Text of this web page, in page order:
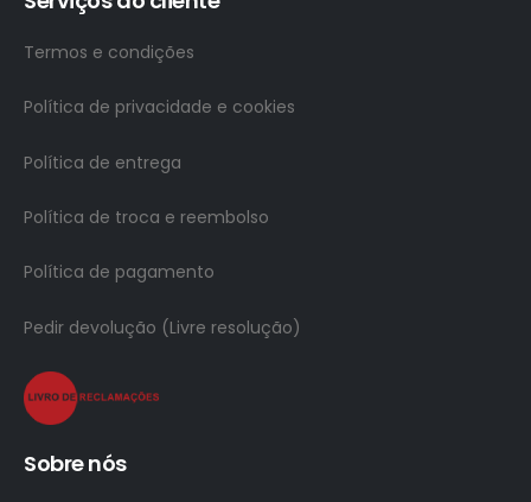
Termos e condições
Política de privacidade e cookies
Política de entrega
Política de troca e reembolso
Política de pagamento
Pedir devolução (Livre resolução)
Sobre nós